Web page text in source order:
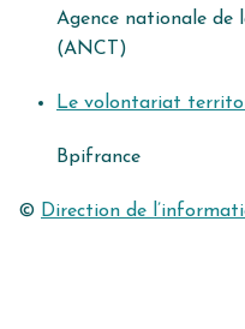
Agence nationale de
(ANCT)
Le volontariat
Bpifrance
© Direction de